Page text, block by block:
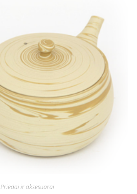
Priedai ir aksesuarai